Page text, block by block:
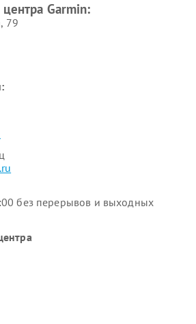
Garmin:
79
без перерывов и выходных